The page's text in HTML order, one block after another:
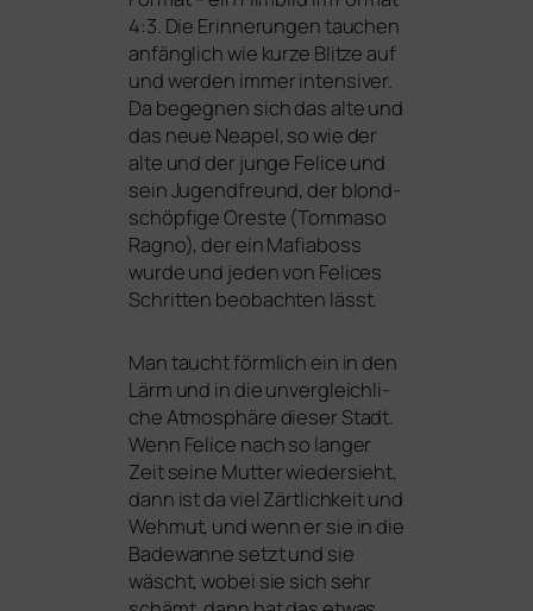
4:3. Die Erinnerungen tau­chen
anfäng­lich wie kur­ze Blitze auf
und wer­den immer inten­si­ver.
Da begeg­nen sich das alte und
das neue Neapel, so wie der
alte und der jun­ge Felice und
sein Jugendfreund, der blond­
schöp­fi­ge Oreste (Tommaso
Ragno), der ein Mafiaboss
wur­de und jeden von Felices
Schritten beob­ach­ten lässt.
Man taucht förm­lich ein in den
Lärm und in die unver­gleich­li­
che Atmosphäre die­ser Stadt.
Wenn Felice nach so lan­ger
Zeit sei­ne Mutter wie­der­sieht,
dann ist da viel Zärtlichkeit und
Wehmut, und wenn er sie in die
Badewanne setzt und sie
wäscht, wobei sie sich sehr